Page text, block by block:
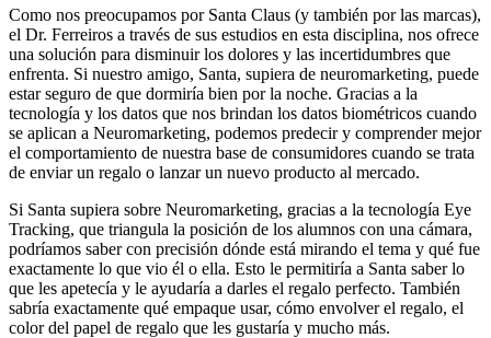
Como nos preocupamos por Santa Claus (y también por las marcas),
el Dr. Ferreiros a través de sus estudios en esta disciplina, nos ofrece
una solución para disminuir los dolores y las incertidumbres que
enfrenta. Si nuestro amigo, Santa, supiera de neuromarketing, puede
estar seguro de que dormiría bien por la noche. Gracias a la
tecnología y los datos que nos brindan los datos biométricos cuando
se aplican a Neuromarketing, podemos predecir y comprender mejor
el comportamiento de nuestra base de consumidores cuando se trata
de enviar un regalo o lanzar un nuevo producto al mercado.
Si Santa supiera sobre Neuromarketing, gracias a la tecnología Eye
Tracking, que triangula la posición de los alumnos con una cámara,
podríamos saber con precisión dónde está mirando el tema y qué fue
exactamente lo que vio él o ella. Esto le permitiría a Santa saber lo
que les apetecía y le ayudaría a darles el regalo perfecto. También
sabría exactamente qué empaque usar, cómo envolver el regalo, el
color del papel de regalo que les gustaría y mucho más.